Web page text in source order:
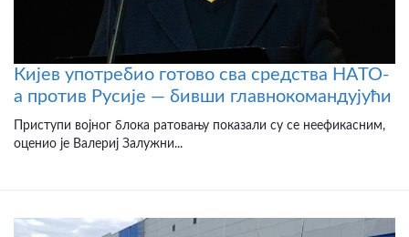
Кијев употребио готово сва средства НАТО-
а против Русије — бивши главнокомандујући
Приступи војног блока ратовању показали су се неефикасним,
оценио је Валериј Залужни...